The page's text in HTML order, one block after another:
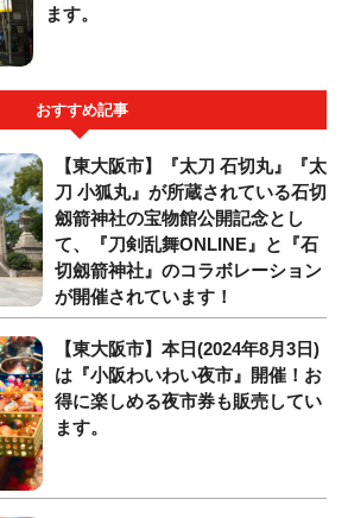
ます。
おすすめ記事
【東大阪市】『太刀 石切丸』『太
刀 小狐丸』が所蔵されている石切
劔箭神社の宝物館公開記念とし
て、『刀剣乱舞ONLINE』と『石
切劔箭神社』のコラボレーション
が開催されています！
【東大阪市】本日(2024年8月3日)
は『小阪わいわい夜市』開催！お
得に楽しめる夜市券も販売してい
ます。